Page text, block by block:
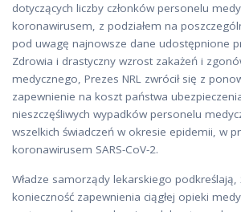
dotyczących liczby członków personelu
koronawirusem, z podziałem na
pod uwagę najnowsze dane udostępnione
Zdrowia i drastyczny wzrost zakażeń i
medycznego, Prezes NRL zwrócił się z
zapewnienie na koszt państwa
nieszczęśliwych wypadków personelu
wszelkich świadczeń w okresie epidemii, w
koronawirusem SARS-CoV-2.
Władze samorządy lekarskiego podkreślają,
konieczność zapewnienia ciągłej opieki